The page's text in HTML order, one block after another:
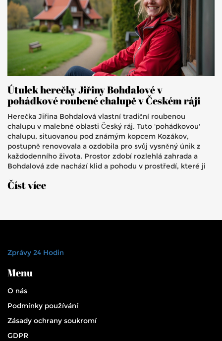
Útulek herečky Jiřiny Bohdalové v
pohádkové roubené chalupě v Českém ráji
Herečka Jiřina Bohdalová vlastní tradiční roubenou
chalupu v malebné oblasti Český ráj. Tuto 'pohádkovou'
chalupu, situovanou pod známým kopcem Kozákov,
postupně renovovala a ozdobila pro svůj vysněný únik z
každodenního života. Prostor zdobí rozlehlá zahrada a
Bohdalová zde nachází klid a pohodu v prostředí, které ji
Číst více
Zprávy 24 Hodin
Menu
O nás
Podmínky používání
Zásady ochrany soukromí
GDPR